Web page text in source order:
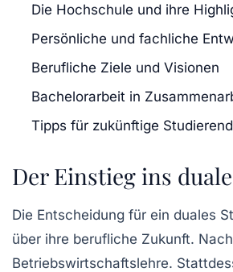
Die Hochschule und ihre
Persönliche und fachliche
Berufliche Ziele und Visionen
Bachelorarbeit in
Tipps für zukünftige
Der Einstieg ins
Die Entscheidung für ein duales
über ihre berufliche Zukunft.
Betriebswirtschaftslehre.